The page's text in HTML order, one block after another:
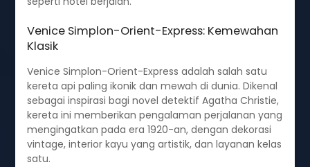
Venice Simplon-Orient-Express: Kemewahan
Klasik
Venice Simplon-Orient-Express adalah salah satu
kereta api paling ikonik dan mewah di dunia. Dikenal
sebagai inspirasi bagi novel detektif Agatha Christie,
kereta ini memberikan pengalaman perjalanan yang
mengingatkan pada era 1920-an, dengan dekorasi
vintage, interior kayu yang artistik, dan layanan kelas
satu.